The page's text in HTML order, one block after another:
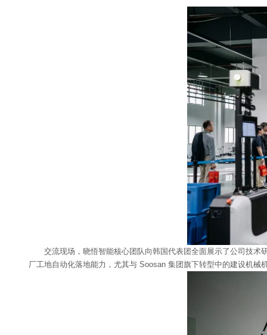
交流现场，晓悟智能核心团队向韩国代表团全面展示了公司技
厂工地自动化落地能力，尤其与 Soosan 集团旗下转型中的建设机